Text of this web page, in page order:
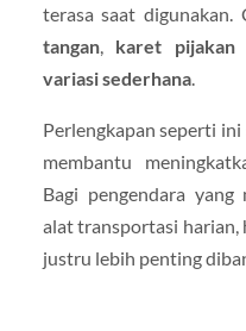
terasa saat digunakan.
tangan, karet pijakan
variasi sederhana.
Perlengkapan seperti
membantu
Bagi pengendara yang
alat transportasi harian,
justru lebih penting